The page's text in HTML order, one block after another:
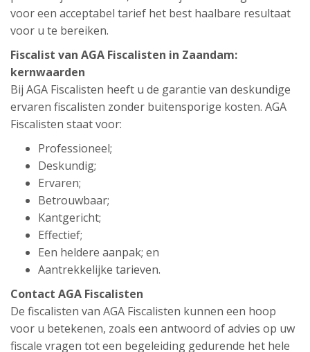
voor een acceptabel tarief het best haalbare resultaat
voor u te bereiken.
Fiscalist van AGA Fiscalisten in Zaandam:
kernwaarden
Bij AGA Fiscalisten heeft u de garantie van deskundige
ervaren fiscalisten zonder buitensporige kosten. AGA
Fiscalisten staat voor:
Professioneel;
Deskundig;
Ervaren;
Betrouwbaar;
Kantgericht;
Effectief;
Een heldere aanpak; en
Aantrekkelijke tarieven.
Contact AGA Fiscalisten
De fiscalisten van AGA Fiscalisten kunnen een hoop
voor u betekenen, zoals een antwoord of advies op uw
fiscale vragen tot een begeleiding gedurende het hele